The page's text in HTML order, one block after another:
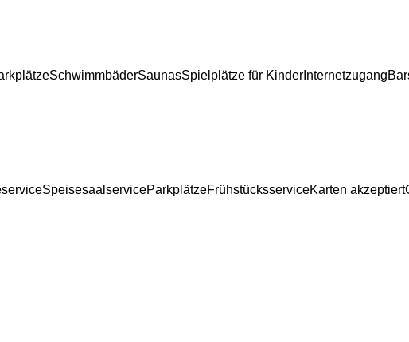
SchwimmbäderSaunasSpielplätze für Kinder Internetzugang
SpeisesaalserviceParkplätzeFrühstücksserviceKarten akzeptiert